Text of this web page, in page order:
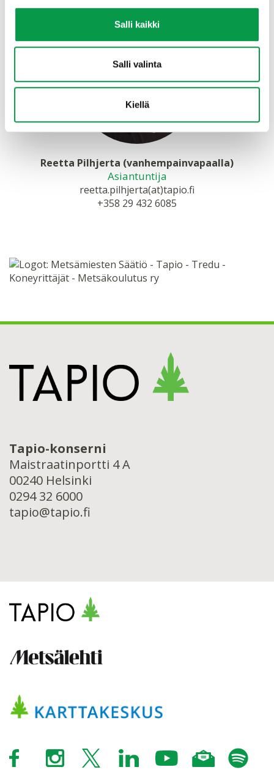
Salli kaikki
Salli valinta
Kiellä
Reetta Pilhjerta (vanhempainvapaalla)
Asiantuntija
reetta.pilhjerta(at)tapio.fi
+358 29 432 6085
Tapio-konserni
Maistraatinportti 4 A
00240 Helsinki
0294 32 6000
tapio@tapio.fi